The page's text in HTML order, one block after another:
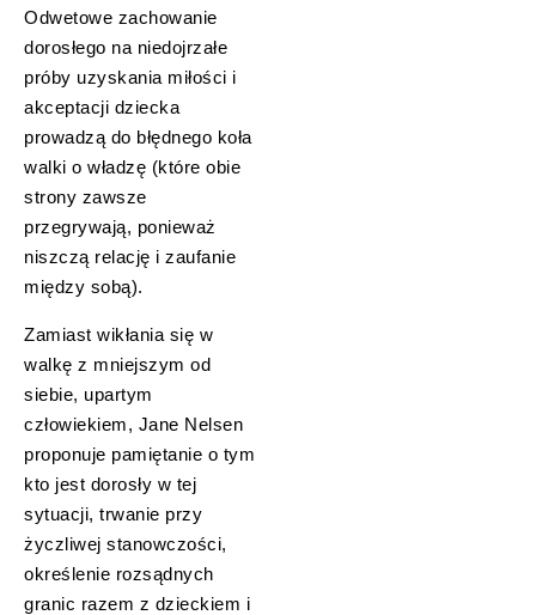
Odwetowe zachowanie
dorosłego na niedojrzałe
próby uzyskania miłości i
akceptacji dziecka
prowadzą do błędnego koła
walki o władzę (które obie
strony zawsze
przegrywają, ponieważ
niszczą relację i zaufanie
między sobą).
Zamiast wikłania się w
walkę z mniejszym od
siebie, upartym
człowiekiem, Jane Nelsen
proponuje pamiętanie o tym
kto jest dorosły w tej
sytuacji, trwanie przy
życzliwej stanowczości,
określenie rozsądnych
granic razem z dzieckiem i